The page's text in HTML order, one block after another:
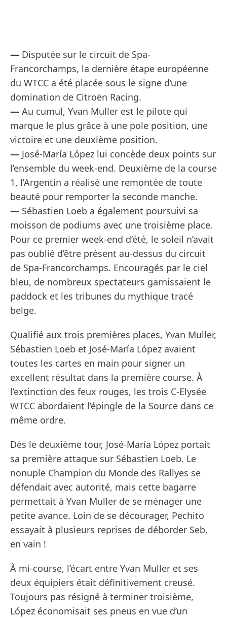
— Disputée sur le circuit de Spa-
Francorchamps, la dernière étape européenne
du WTCC a été placée sous le signe d’une
domination de Citroën Racing.
— Au cumul, Yvan Muller est le pilote qui
marque le plus grâce à une pole position, une
victoire et une deuxième position.
— José-María López lui concède deux points sur
l’ensemble du week-end. Deuxième de la course
1, l’Argentin a réalisé une remontée de toute
beauté pour remporter la seconde manche.
— Sébastien Loeb a également poursuivi sa
moisson de podiums avec une troisième place.
Pour ce premier week-end d’été, le soleil n’avait
pas oublié d’être présent au-dessus du circuit
de Spa-Francorchamps. Encouragés par le ciel
bleu, de nombreux spectateurs garnissaient le
paddock et les tribunes du mythique tracé
belge.
Qualifié aux trois premières places, Yvan Muller,
Sébastien Loeb et José-María López avaient
toutes les cartes en main pour signer un
excellent résultat dans la première course. À
l’extinction des feux rouges, les trois C-Elysée
WTCC abordaient l’épingle de la Source dans ce
même ordre.
Dès le deuxième tour, José-María López portait
sa première attaque sur Sébastien Loeb. Le
nonuple Champion du Monde des Rallyes se
défendait avec autorité, mais cette bagarre
permettait à Yvan Muller de se ménager une
petite avance. Loin de se décourager, Pechito
essayait à plusieurs reprises de déborder Seb,
en vain !
À mi-course, l’écart entre Yvan Muller et ses
deux équipiers était définitivement creusé.
Toujours pas résigné à terminer troisième,
López économisait ses pneus en vue d’un